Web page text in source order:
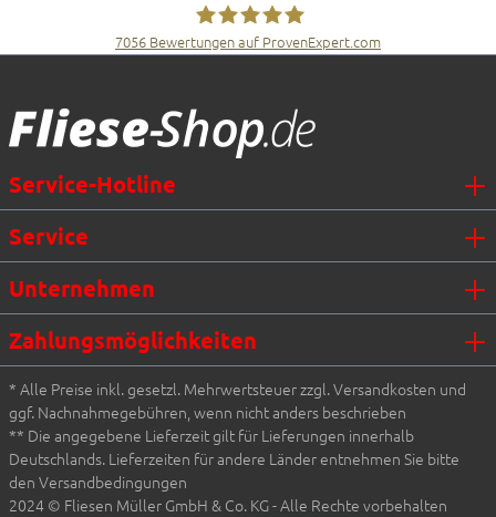
7056 Bewertungen auf ProvenExpert.com
Service-Hotline
Service
Unternehmen
Zahlungsmöglichkeiten
* Alle Preise inkl. gesetzl. Mehrwertsteuer zzgl. Versandkosten und
ggf. Nachnahmegebühren, wenn nicht anders beschrieben
** Die angegebene Lieferzeit gilt für Lieferungen innerhalb
Deutschlands. Lieferzeiten für andere Länder entnehmen Sie bitte
den Versandbedingungen
2024 © Fliesen Müller GmbH & Co. KG - Alle Rechte vorbehalten